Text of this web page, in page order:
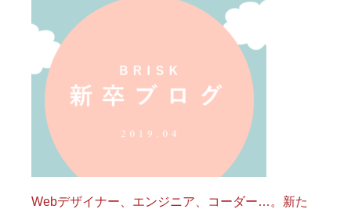
Webデザイナー、エンジニア、コーダー…。新た